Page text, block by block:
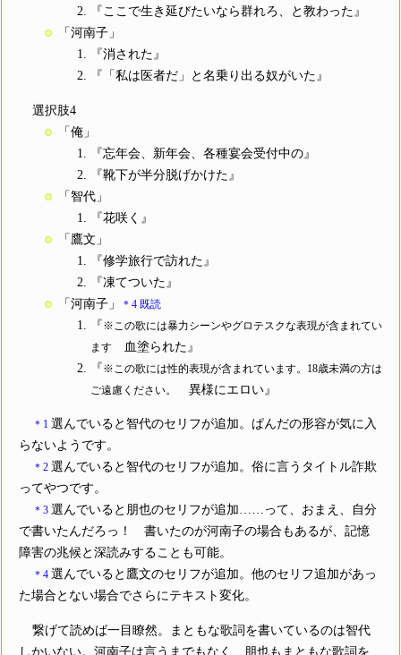
『ここで生き延びたいなら群れろ、と教わった』
「河南子」
『消された』
『「私は医者だ」と名乗り出る奴がいた』
選択肢4
「俺」
『忘年会、新年会、各種宴会受付中の』
『靴下が半分脱げかけた』
「智代」
『花咲く』
「鷹文」
『修学旅行で訪れた』
『凍てついた』
「河南子」
＊4 既読
『※この歌には暴力シーンやグロテスクな表現が含まれてい
ます血塗られた』
『※この歌には性的表現が含まれています。18歳未満の方は
ご遠慮ください。
異様にエロい』
＊1 選んでいると智代のセリフが追加。ぱんだの形容が気に入
らないようです。
＊2 選んでいると智代のセリフが追加。俗に言うタイトル詐欺
ってやつです。
＊3 選んでいると朋也のセリフが追加……って、おまえ、自分
で書いたんだろっ！ 書いたのが河南子の場合もあるが、記憶
障害の兆候と深読みすることも可能。
＊4 選んでいると鷹文のセリフが追加。他のセリフ追加があっ
た場合とない場合でさらにテキスト変化。
繋げて読めば一目瞭然。まともな歌詞を書いているのは智代
しかいない。河南子は言うまでもなく、朋也もまともな歌詞を